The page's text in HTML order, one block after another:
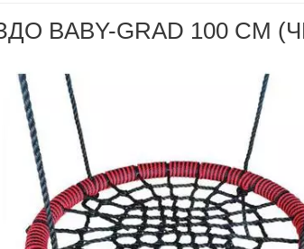
BABY-GRAD 100 СМ